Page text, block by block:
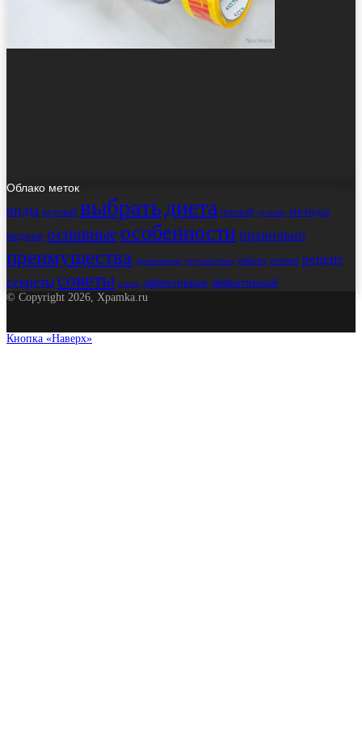
Облако меток
виды вкусный выбратьдиета игровой лучшие методы
модные основные особенности правильно
преимущества применение путешествие работы ремонт рецепт
секреты советы стиль эффективные эффективный
© Copyright 2026, Xpamka.ru
Кнопка «Наверх»